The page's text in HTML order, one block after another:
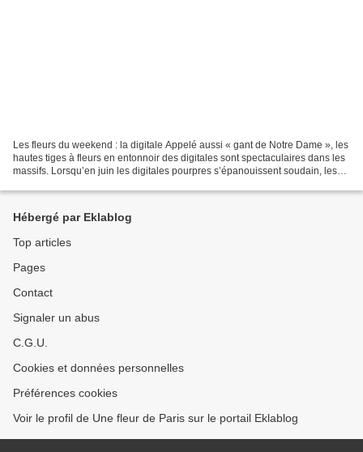
Les fleurs du weekend : la digitale Appelé aussi « gant de Notre Dame », les
hautes tiges à fleurs en entonnoir des digitales sont spectaculaires dans les
massifs. Lorsqu’en juin les digitales pourpres s’épanouissent soudain, les
Hébergé par Eklablog
Top articles
Pages
Contact
Signaler un abus
C.G.U.
Cookies et données personnelles
Préférences cookies
Voir le profil de Une fleur de Paris sur le portail Eklablog